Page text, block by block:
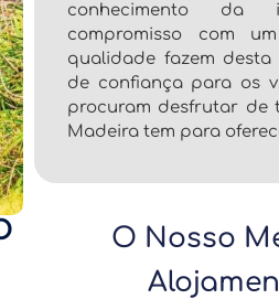
conhecimento
compromisso com
qualidade fazem desta
de confiança para os
procuram desfrutar de
Madeira tem para
O Nosso